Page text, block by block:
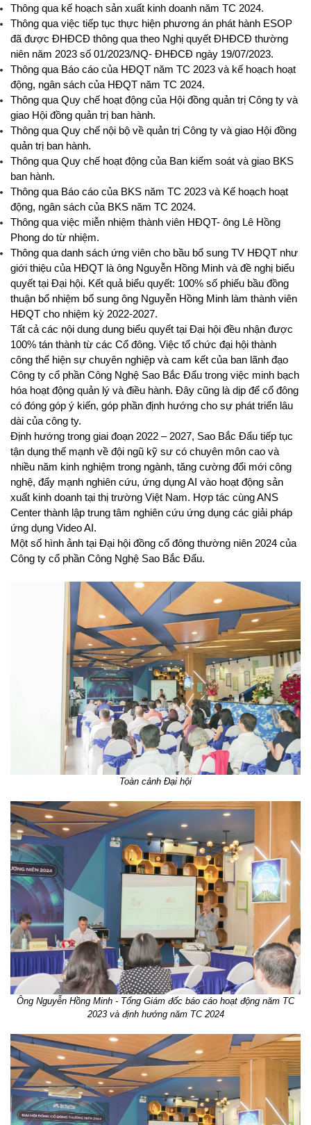
Thông qua kế hoạch sản xuất kinh doanh năm TC 2024.
Thông qua việc tiếp tục thực hiện phương án phát hành ESOP
đã được ĐHĐCĐ thông qua theo Nghị quyết ĐHĐCĐ thường
niên năm 2023 số 01/2023/NQ- ĐHĐCĐ ngày 19/07/2023.
Thông qua Báo cáo của HĐQT năm TC 2023 và kế hoạch hoạt
động, ngân sách của HĐQT năm TC 2024.
Thông qua Quy chế hoạt động của Hội đồng quản trị Công ty và
giao Hội đồng quản trị ban hành.
Thông qua Quy chế nội bộ về quản trị Công ty và giao Hội đồng
quản trị ban hành.
Thông qua Quy chế hoạt động của Ban kiểm soát và giao BKS
ban hành.
Thông qua Báo cáo của BKS năm TC 2023 và Kế hoạch hoạt
động, ngân sách của BKS năm TC 2024.
Thông qua việc miễn nhiệm thành viên HĐQT- ông Lê Hồng
Phong do từ nhiệm.
Thông qua danh sách ứng viên cho bầu bổ sung TV HĐQT như
giới thiệu của HĐQT là ông Nguyễn Hồng Minh và đề nghị biểu
quyết tại Đại hội. Kết quả biểu quyết: 100% số phiếu bầu đồng
thuận bổ nhiệm bổ sung ông Nguyễn Hồng Minh làm thành viên
HĐQT cho nhiệm kỳ 2022-2027.
Tất cả các nội dung dung biểu quyết tại Đại hội đều nhận được
100% tán thành từ các Cổ đông. Việc tổ chức đại hội thành
công thể hiện sự chuyên nghiệp và cam kết của ban lãnh đạo
Công ty cổ phần Công Nghệ Sao Bắc Đẩu trong việc minh bạch
hóa hoạt động quản lý và điều hành. Đây cũng là dịp để cổ đông
có đóng góp ý kiến, góp phần định hướng cho sự phát triển lâu
dài của công ty.
Định hướng trong giai đoạn 2022 – 2027, Sao Bắc Đẩu tiếp tục
tận dụng thế mạnh về đội ngũ kỹ sư có chuyên môn cao và
nhiều năm kinh nghiệm trong ngành, tăng cường đổi mới công
nghệ, đẩy mạnh nghiên cứu, ứng dụng AI vào hoạt động sản
xuất kinh doanh tại thị trường Việt Nam. Hợp tác cùng ANS
Center thành lập trung tâm nghiên cứu ứng dụng các giải pháp
ứng dụng Video AI.
Một số hình ảnh tại Đại hội đồng cổ đông thường niên 2024 của
Công ty cổ phần Công Nghệ Sao Bắc Đẩu.
Toàn cảnh Đại hội
Ông Nguyễn Hồng Minh - Tổng Giám đốc báo cáo hoạt động năm TC
2023 và định hướng năm TC 2024